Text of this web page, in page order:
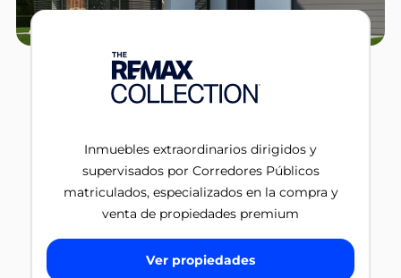
Inmuebles extraordinarios dirigidos y
supervisados por Corredores Públicos
matriculados, especializados en la compra y
venta de propiedades premium
Ver propiedades